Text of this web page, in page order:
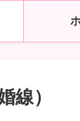
線）